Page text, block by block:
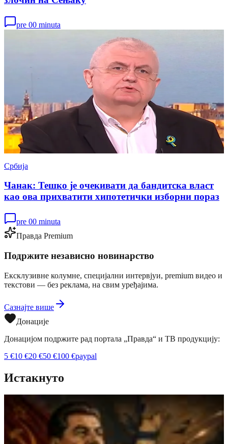
pre 00 minuta
Србија
Чанак: Тешко је очекивати да бандитска власт
као ова прихватити хипотетички изборни пораз
pre 00 minuta
Правда Premium
Подржите независно новинарство
Ексклузивне колумне, специјални интервјуи, premium видео и
текстови — без реклама, на свим уређајима.
Сазнајте више
Донације
Донацијом подржите рад портала „Правда“ и ТВ продукцију:
5 €10 €20 €50 €100 €paypal
Истакнуто